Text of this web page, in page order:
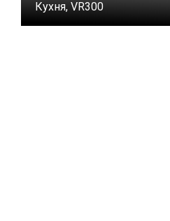
Кухня, VR300